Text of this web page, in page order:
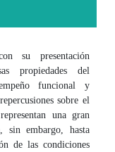
su presentación
propiedades del
funcional y
sobre el
una gran
sin embargo, hasta
de las condiciones